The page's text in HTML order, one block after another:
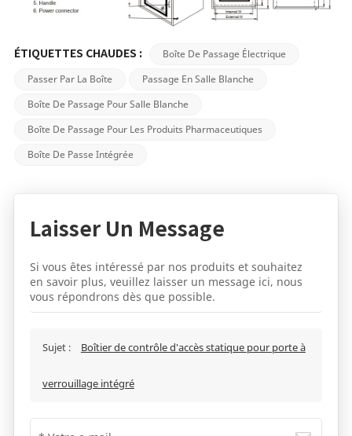
ÉTIQUETTES CHAUDES :
Boîte De Passage Électrique
Passer Par La Boîte
Passage En Salle Blanche
Boîte De Passage Pour Salle Blanche
Boîte De Passage Pour Les Produits Pharmaceutiques
Boîte De Passe Intégrée
Laisser Un Message
Si vous êtes intéressé par nos produits et souhaitez
en savoir plus, veuillez laisser un message ici, nous
vous répondrons dès que possible.
Sujet : Boîtier de contrôle d'accès statique pour porte à
verrouillage intégré